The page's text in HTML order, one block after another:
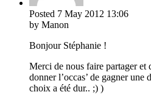
Posted 7 May 2012 13:06
by Manon
Bonjour Stéphanie !
Merci de nous faire partager et
donner l’occas’ de gagner une
choix a été dur.. ;) )